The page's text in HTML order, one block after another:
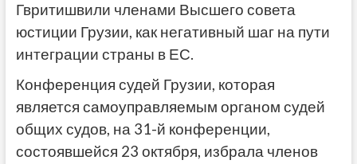
Гвритишвили членами Высшего совета
юстиции Грузии, как негативный шаг на пути
интеграции страны в ЕС.
Конференция судей Грузии, которая
является самоуправляемым органом судей
общих судов, на 31-й конференции,
состоявшейся 23 октября, избрала членов